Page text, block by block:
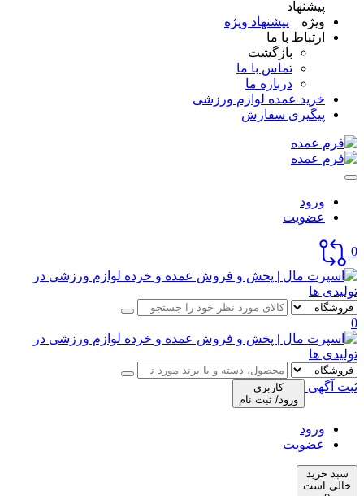
پیشنهاد ویژه
ارتباط با ما
بازگشت
تماس با ما
درباره ما
خرید عمده لوازم ورزشی
پیگیری سفارش
ورود
عضویت
0
0
ثبت آگهی
کاربری
ورود/ ثبت نام
ورود
عضویت
سبد خرید
خالی است